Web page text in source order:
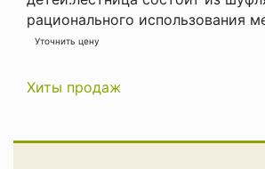
рационального использования
Уточнить цену
Хиты продаж